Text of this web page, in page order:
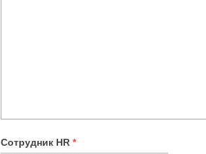
Сотрудник HR *